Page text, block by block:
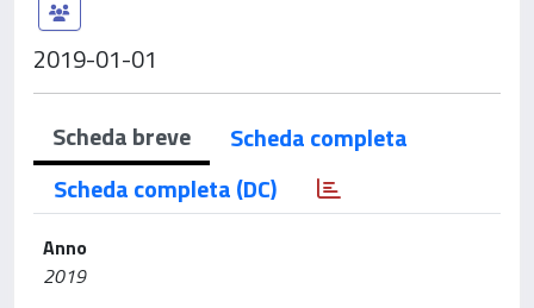
2019-01-01
Scheda breve
Scheda completa
Scheda completa (DC)
Anno
2019